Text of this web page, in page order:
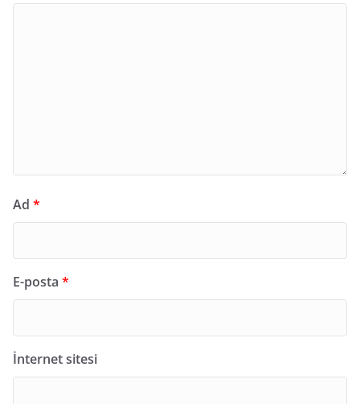
Ad *
E-posta *
İnternet sitesi